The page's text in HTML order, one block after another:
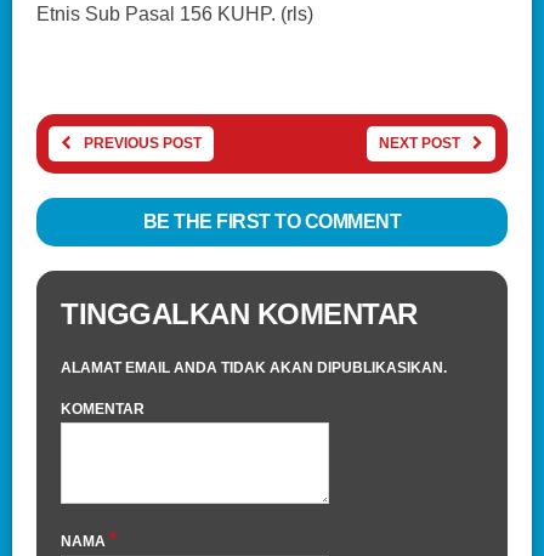
Etnis Sub Pasal 156 KUHP. (rls)
PREVIOUS POST NEXT POST
BE THE FIRST TO COMMENT
TINGGALKAN KOMENTAR
ALAMAT EMAIL ANDA TIDAK AKAN DIPUBLIKASIKAN.
KOMENTAR
NAMA *